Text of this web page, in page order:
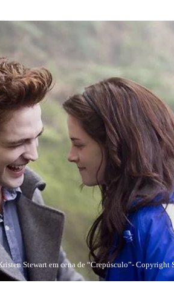
Stewart em cena de “Crepúsculo”- Copyright